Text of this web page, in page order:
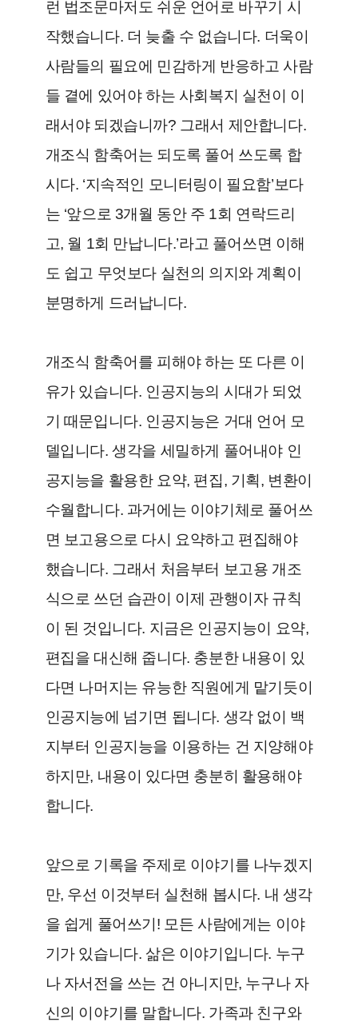
런 법조문마저도 쉬운 언어로 바꾸기 시
작했습니다. 더 늦출 수 없습니다. 더욱이
사람들의 필요에 민감하게 반응하고 사람
들 곁에 있어야 하는 사회복지 실천이 이
래서야 되겠습니까? 그래서 제안합니다.
개조식 함축어는 되도록 풀어 쓰도록 합
시다. ‘지속적인 모니터링이 필요함’보다
는 ‘앞으로 3개월 동안 주 1회 연락드리
고, 월 1회 만납니다.’라고 풀어쓰면 이해
도 쉽고 무엇보다 실천의 의지와 계획이
분명하게 드러납니다.
개조식 함축어를 피해야 하는 또 다른 이
유가 있습니다. 인공지능의 시대가 되었
기 때문입니다. 인공지능은 거대 언어 모
델입니다. 생각을 세밀하게 풀어내야 인
공지능을 활용한 요약, 편집, 기획, 변환이
수월합니다. 과거에는 이야기체로 풀어쓰
면 보고용으로 다시 요약하고 편집해야
했습니다. 그래서 처음부터 보고용 개조
식으로 쓰던 습관이 이제 관행이자 규칙
이 된 것입니다. 지금은 인공지능이 요약,
편집을 대신해 줍니다. 충분한 내용이 있
다면 나머지는 유능한 직원에게 맡기듯이
인공지능에 넘기면 됩니다. 생각 없이 백
지부터 인공지능을 이용하는 건 지양해야
하지만, 내용이 있다면 충분히 활용해야
합니다.
앞으로 기록을 주제로 이야기를 나누겠지
만, 우선 이것부터 실천해 봅시다. 내 생각
을 쉽게 풀어쓰기! 모든 사람에게는 이야
기가 있습니다. 삶은 이야기입니다. 누구
나 자서전을 쓰는 건 아니지만, 누구나 자
신의 이야기를 말합니다. 가족과 친구와